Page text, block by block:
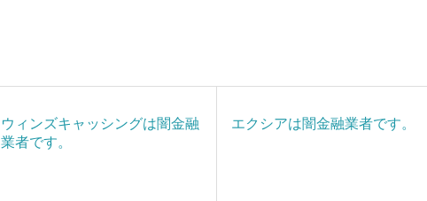
ウィンズキャッシングは闇金融
業者です。
エクシアは闇金融業者です。